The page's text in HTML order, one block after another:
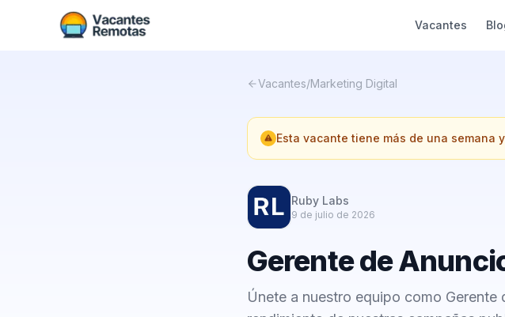
Vacantes
Vacantes/Marketing Digital
Esta vacante tiene más de una semana
Ruby Labs
9 de julio de 2026
Gerente de
Únete a nuestro equipo como